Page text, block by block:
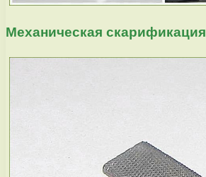
Механическая скарификация